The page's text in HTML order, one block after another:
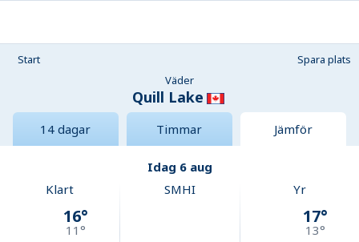
Start
Spara plats
Väder
Quill Lake
14 dagar Timmar Jämför
Idag 6 aug
Klart
16°
11°
SMHI Yr
17°
13°